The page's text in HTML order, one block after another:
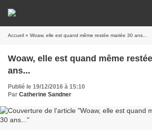
Accueil » Woaw, elle est quand même restée mariée 30 ans...
Woaw, elle est quand même
ans...
Publié le 19/12/2016 à 15:10
Par Catherine Sandner